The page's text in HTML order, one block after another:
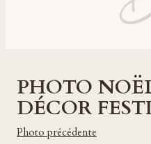
PHOTO
DÉCOR
Photo précédente